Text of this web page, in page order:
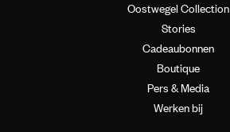
Oostwegel Collection
Stories
Cadeaubonnen
Boutique
Pers & Media
Werken bij